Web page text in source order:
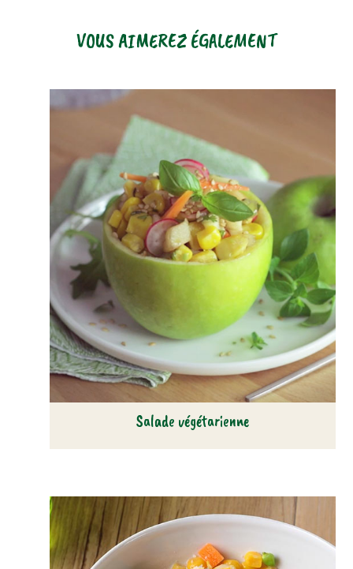
VOUS AIMEREZ ÉGALEMENT
Salade végétarienne